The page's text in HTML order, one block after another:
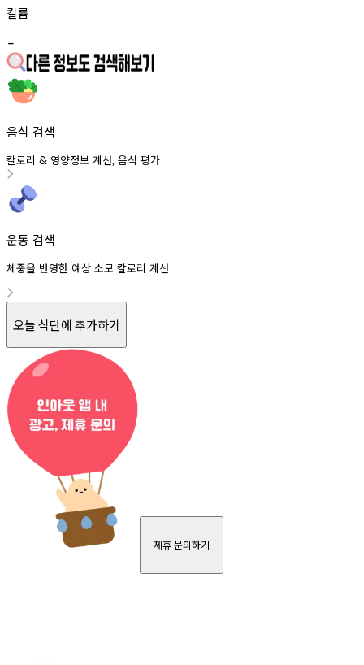
칼륨
-
음식 검색
칼로리 & 영양정보 계산, 음식 평가
운동 검색
체중을 반영한 예상 소모 칼로리 계산
오늘 식단에 추가하기
제휴 문의하기